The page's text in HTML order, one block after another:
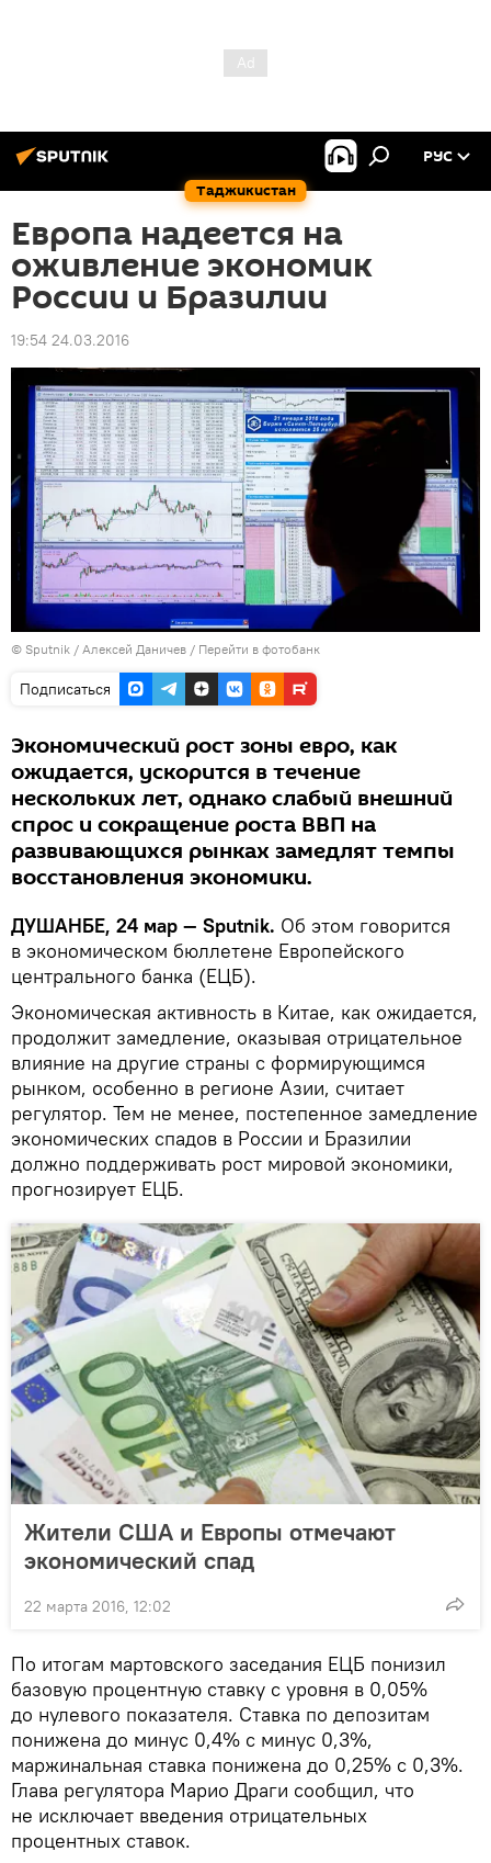
Таджикистан
РУС
Европа надеется на
оживление экономик
России и Бразилии
19:54 24.03.2016
© Sputnik / Алексей Даничев / Перейти в фотобанк
Подписаться
Экономический рост зоны евро, как
ожидается, ускорится в течение
нескольких лет, однако слабый внешний
спрос и сокращение роста ВВП на
развивающихся рынках замедлят темпы
восстановления экономики.
ДУШАНБЕ, 24 мар — Sputnik. Об этом говорится
в экономическом бюллетене Европейского
центрального банка (ЕЦБ).
Экономическая активность в Китае, как ожидается,
продолжит замедление, оказывая отрицательное
влияние на другие страны с формирующимся
рынком, особенно в регионе Азии, считает
регулятор. Тем не менее, постепенное замедление
экономических спадов в России и Бразилии
должно поддерживать рост мировой экономики,
прогнозирует ЕЦБ.
Жители США и Европы отмечают
экономический спад
22 марта 2016, 12:02
По итогам мартовского заседания ЕЦБ понизил
базовую процентную ставку с уровня в 0,05%
до нулевого показателя. Ставка по депозитам
понижена до минус 0,4% с минус 0,3%,
маржинальная ставка понижена до 0,25% с 0,3%.
Глава регулятора Марио Драги сообщил, что
не исключает введения отрицательных
процентных ставок.